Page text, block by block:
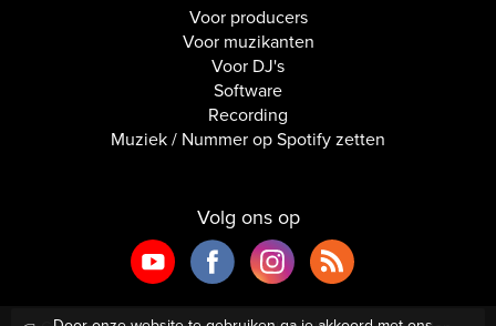
Voor producers
Voor muzikanten
Voor DJ's
Software
Recording
Muziek / Nummer op Spotify zetten
Volg ons op